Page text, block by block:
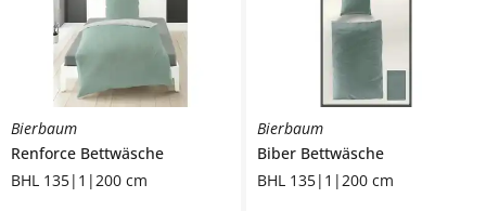
Bierbaum
Renforce Bettwäsche
BHL 135|1|200 cm
Bierbaum
Biber Bettwäsche
BHL 135|1|200 cm